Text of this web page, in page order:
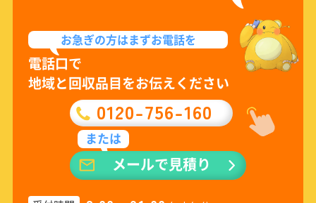
お急ぎの方はまずお電話を
電話口で
地域と回収品目をお伝えください
0120-756-160
または
メールで見積り